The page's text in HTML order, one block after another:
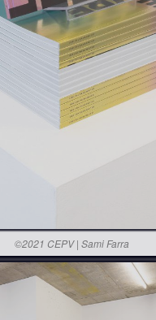
©2021 CEPV | Sami Farra